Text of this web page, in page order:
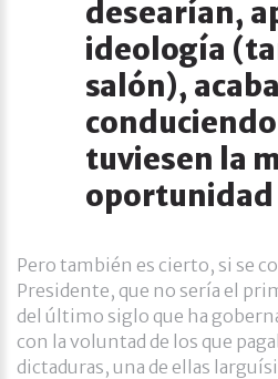
desearían,
ideología
salón),
tuviesen la
oportunidad
Pero también es cierto, si se
Presidente, que no sería el
del último siglo que ha
con la voluntad de los que
dictaduras, una de ellas